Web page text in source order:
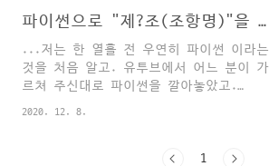
다. 예를 들어 이미지 너비가 "쪽 100%"로
설정되어 있었는데 용지의 좌우여백을 변
경해버리면 폭만 자동으로 줄어들어버려서
그림이 좌우로 쪼..
세 번째 단어" 식으로 옮길 수도 있으며,
있다. 필자가 애용하는 방법은 "찾기"와
"GetText"이며, 특정 상황에는 미리 만들
어놓은 누름틀(Field)을 사용하는 게 캐럿
이동이나 블록선택에 가장 효율적일 수 있
선택했다고 치자. 이 영역에 특정 글자속
파이썬으로 "제?조(조항명)"을 "제?조[조항명]"으로 수정하기
...저는 한 열흘 전 우연히 파이썬 이라는
것을 처음 알고. 유투브에서 어느 분이 가
르쳐 주신대로 파이썬을 깔아놓았고.
어로 코딩을 개인적으로 많이 하기도 하였
2020. 12. 8.
1